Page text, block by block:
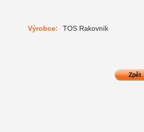
Výrobce: TOS Rakovník